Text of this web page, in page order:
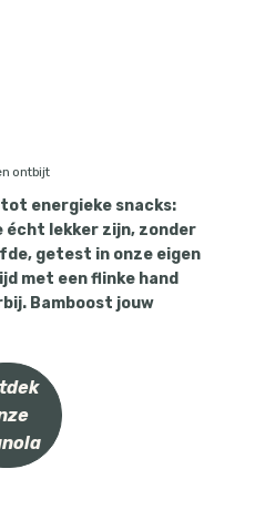
ontbijt
energieke snacks:
écht lekker zijn, zonder
getest in onze eigen
met een flinke hand
Bamboost jouw